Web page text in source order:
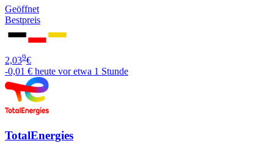
Geöffnet
Bestpreis
2,039€
-0,01 € heute vor etwa 1 Stunde
TotalEnergies